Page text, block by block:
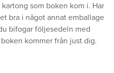
som boken kom i. Har
bra i något annat emballage
bifogar följesedeln med
kommer från just dig.